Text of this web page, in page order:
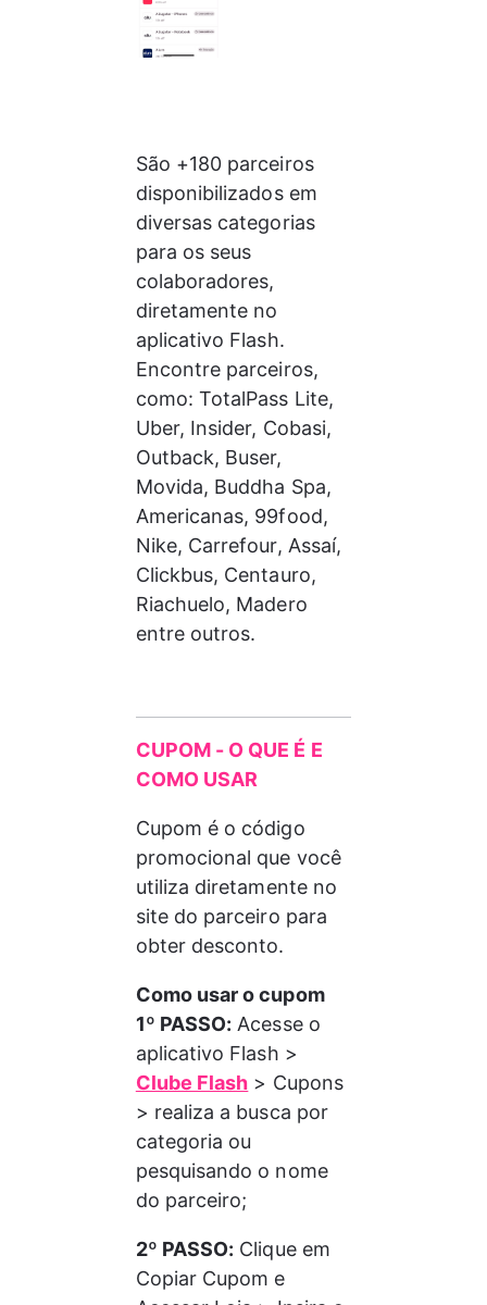
São +180 parceiros
disponibilizados em
diversas categorias
para os seus
colaboradores,
diretamente no
aplicativo Flash.
Encontre parceiros,
como: TotalPass Lite,
Uber, Insider, Cobasi,
Outback, Buser,
Movida, Buddha Spa,
Americanas, 99food,
Nike, Carrefour, Assaí,
Clickbus, Centauro,
Riachuelo, Madero
entre outros.
CUPOM - O QUE É E
COMO USAR
Cupom é o código
promocional que você
utiliza diretamente no
site do parceiro para
obter desconto.
Como usar o cupom
1º PASSO: Acesse o
aplicativo Flash >
Clube Flash > Cupons
> realiza a busca por
categoria ou
pesquisando o nome
do parceiro;
2º PASSO: Clique em
Copiar Cupom e